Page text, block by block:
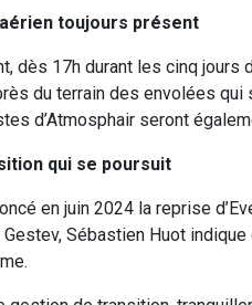
toujours présent
dès 17h durant les cinq jours
du terrain des envolées qui
d’Atmosphair seront
qui se poursuit
en juin 2024 la reprise
Gestev, Sébastien Huot